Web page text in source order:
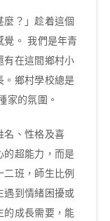
？」趁着這個
覺。 我們是年青
有在這間鄉村小
。鄉村學校總是
家的氛圍。
名、性格及喜
的超能力，而是
二班，師生比例
遇到情緒困擾或
的成長需要，能